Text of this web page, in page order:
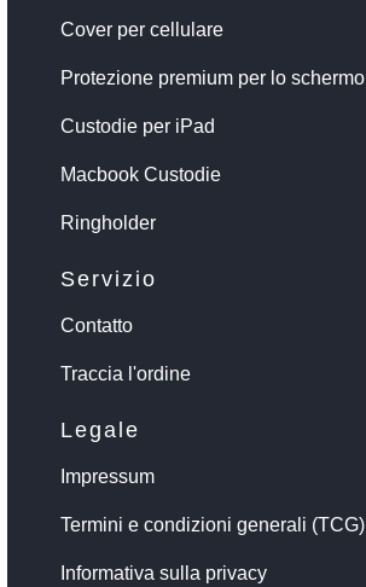
Cover per cellulare
Protezione premium per lo schermo
Custodie per iPad
Macbook Custodie
Ringholder
Servizio
Contatto
Traccia l'ordine
Legale
Impressum
Termini e condizioni generali (TCG)
Informativa sulla privacy